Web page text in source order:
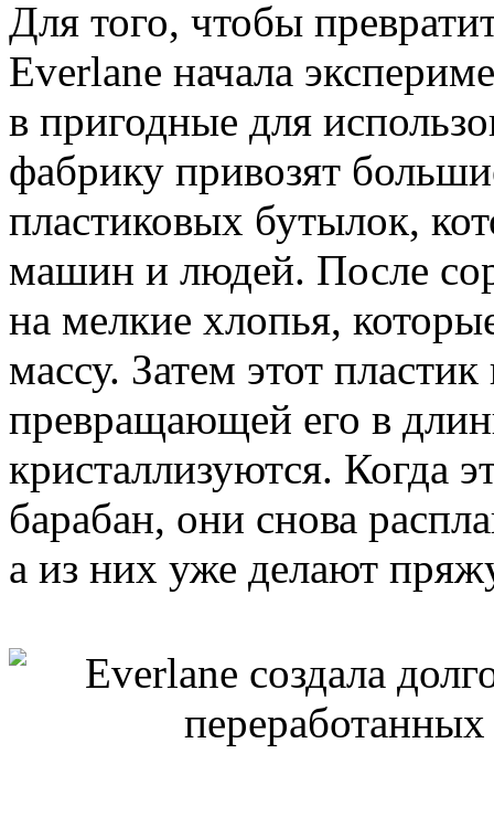
Для того, чтобы
Everlane начала
в пригодные для
фабрику привозят
пластиковых бутылок,
машин и людей. После
на мелкие хлопья,
массу. Затем этот
превращающей его в
кристаллизуются. Когда
барабан, они снова
а из них уже делают